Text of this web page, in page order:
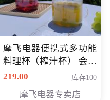
摩飞电器便携式多功能
料理杯（榨汁杯） 会员
专享价118元
219.00 库存100
摩飞电器专卖店